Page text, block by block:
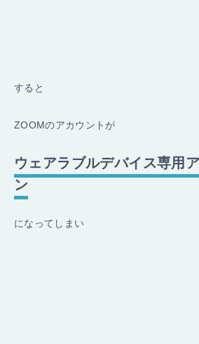
すると
ZOOMのアカウントが
ウェアラブルデバイス専用
ン
になってしまい